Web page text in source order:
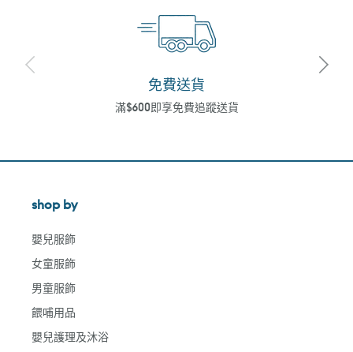
免費送貨
滿$600即享免費追蹤送貨
shop by
嬰兒服飾
女童服飾
男童服飾
餵哺用品
嬰兒護理及沐浴